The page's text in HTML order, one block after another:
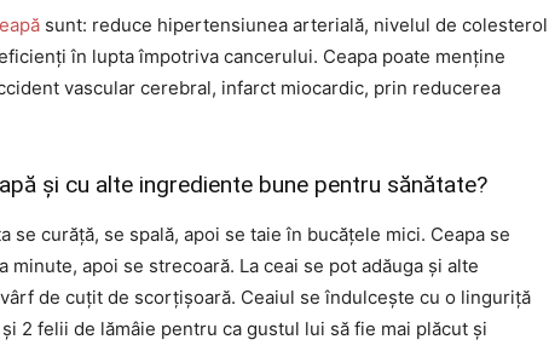
sunt: reduce hipertensiunea arterială, nivelul de colesterol
în lupta împotriva cancerului. Ceapa poate menține
vascular cerebral, infarct miocardic, prin reducerea
și cu alte ingrediente bune pentru sănătate?
se curăță, se spală, apoi se taie în bucățele mici. Ceapa se
minute, apoi se strecoară. La ceai se pot adăuga și alte
de cuțit de scorțișoară. Ceaiul se îndulcește cu o linguriță
2 felii de lămâie pentru ca gustul lui să fie mai plăcut și